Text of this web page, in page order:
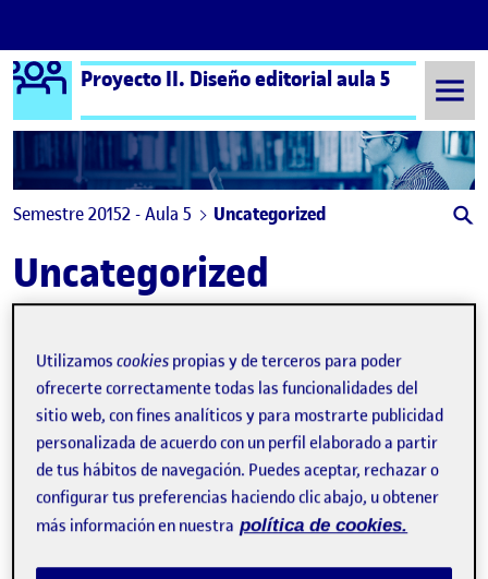
Saltar al contenido
Logo Ágora
Proyecto II. Diseño editorial aula 5
Semestre 20152 - Aula 5 Uncategorized
Uncategorized
Utilizamoscookies propias y de terceros para poder
ofrecerte correctamente todas las funcionalidades del
sitio web, con fines analíticos y para mostrarte publicidad
personalizada de acuerdo con un perfil elaborado a partir
de tus hábitos de navegación. Puedes aceptar, rechazar o
configurar tus preferencias haciendo clic abajo, u obtener
más información en nuestra política de cookies.